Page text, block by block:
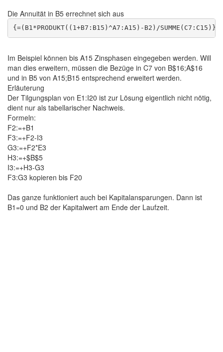
Die Annuität in B5 errechnet sich aus
Im Beispiel können bis A15 Zinsphasen eingegeben werden. Will
man dies erweitern, müssen die Bezüge in C7 von B$16;A$16
und in B5 von A15;B15 entsprechend erweitert werden.
Erläuterung
Der Tilgungsplan von E1:I20 ist zur Lösung eigentlich nicht nötig,
dient nur als tabellarischer Nachweis.
Formeln:
F2:=+B1
F3:=+F2-I3
G3:=+F2*E3
H3:=+$B$5
I3:=+H3-G3
F3:G3 kopieren bis F20
Das ganze funktioniert auch bei Kapitalansparungen. Dann ist
B1=0 und B2 der Kapitalwert am Ende der Laufzeit.